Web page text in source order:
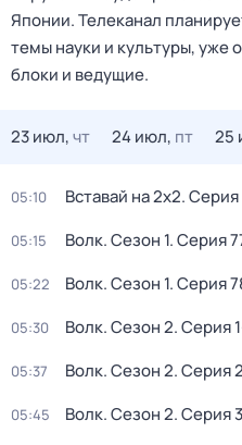
Японии. Телеканал
темы науки и культуры, уже
блоки и ведущие.
23 июл,чт 24 июл, пт 25
05:10 Вставай на 2х2. Серия
05:15 Волк. Сезон 1. Серия
05:22 Волк. Сезон 1. Серия
05:30 Волк. Сезон 2. Серия
05:37 Волк. Сезон 2. Серия
05:45 Волк. Сезон 2. Серия